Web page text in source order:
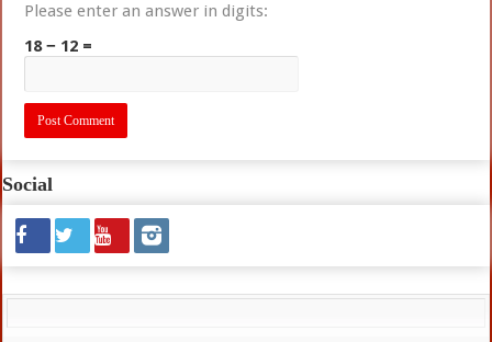
Please enter an answer in digits:
18 − 12 =
Social